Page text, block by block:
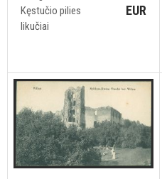
Kęstučio pilies
likučiai
EUR